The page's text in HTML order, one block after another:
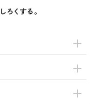
ろくする。